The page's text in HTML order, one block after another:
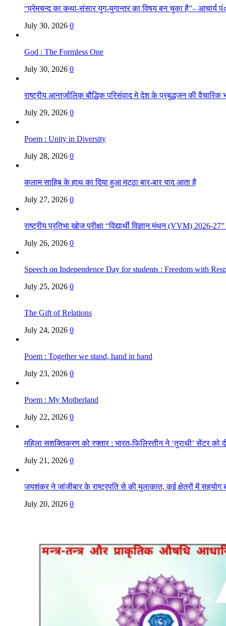
“प्रेमचन्द का कथा-संसार युग-युगान्तर का विषय बन चुका है”– आचार्य
July 30, 2026 0
God : The Formless One
July 30, 2026 0
राष्ट्रीय आन्तर्जालिक बौद्धिक परिसंवाद मे देश के प्रबुद्धजन की वैचारिक
July 29, 2026 0
Poem : Unity in Diversity
July 28, 2026 0
कलाम साहिब के हाथ का दिया हुआ मट्ठा बार-बार याद आता है
July 27, 2026 0
राष्ट्रीय प्रतिभा खोज परीक्षा “विद्यार्थी विज्ञान मंथन (VVM)
July 26, 2026 0
Speech on Independence Day for students : Freedom with
July 25, 2026 0
The Gift of Relations
July 24, 2026 0
Poem : Together we stand, hand in hand
July 23, 2026 0
Poem : My Motherland
July 22, 2026 0
महिला सशक्तिकरण को रफ्तार : भारत-फिलिस्तीन ने ‘तुराथी’ सेंटर को
July 21, 2026 0
जयशंकर ने जांजीबार के राष्ट्रपति से की मुलाकात, कई क्षेत्रों में सहयोग
July 20, 2026 0